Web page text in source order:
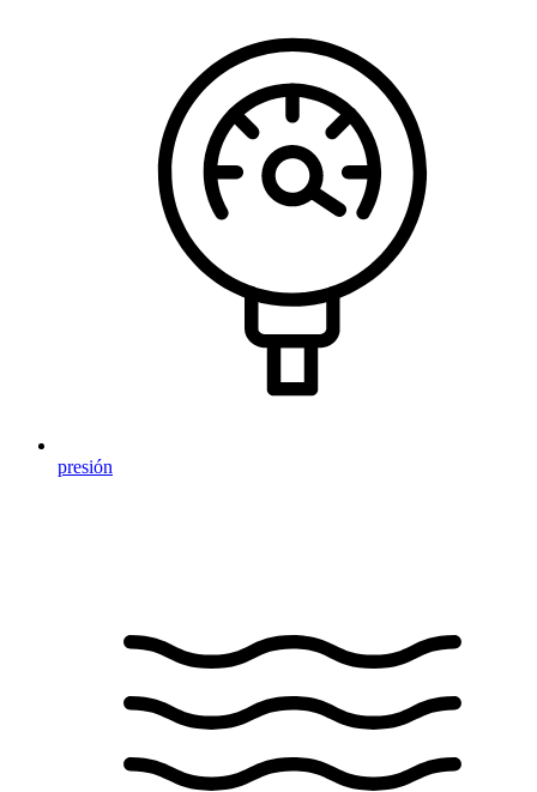
presión